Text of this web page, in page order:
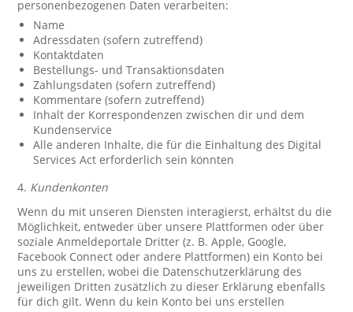
personenbezogenen Daten verarbeiten:
Name
Adressdaten (sofern zutreffend)
Kontaktdaten
Bestellungs- und Transaktionsdaten
Zahlungsdaten (sofern zutreffend)
Kommentare (sofern zutreffend)
Inhalt der Korrespondenzen zwischen dir und dem
Kundenservice
Alle anderen Inhalte, die für die Einhaltung des Digital
Services Act erforderlich sein könnten
4. Kundenkonten
Wenn du mit unseren Diensten interagierst, erhältst du die
Möglichkeit, entweder über unsere Plattformen oder über
soziale Anmeldeportale Dritter (z. B. Apple, Google,
Facebook Connect oder andere Plattformen) ein Konto bei
uns zu erstellen, wobei die Datenschutzerklärung des
jeweiligen Dritten zusätzlich zu dieser Erklärung ebenfalls
für dich gilt. Wenn du kein Konto bei uns erstellen